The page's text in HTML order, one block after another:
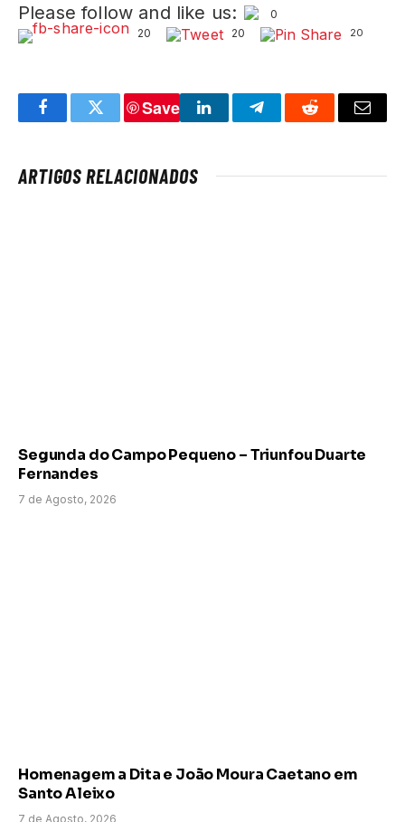
Please follow and like us:
0
20
20 20
FacebookTwitter
Save
LinkedInTelegramReddit Email
ARTIGOS RELACIONADOS
Segunda do Campo Pequeno – Triunfou Duarte
Fernandes
7 de Agosto, 2026
Homenagem a Dita e João Moura Caetano em
Santo Aleixo
7 de Agosto, 2026